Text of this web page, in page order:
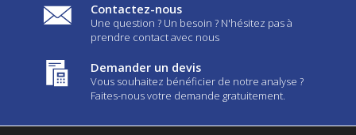
Contactez-nous
Une question ? Un besoin ? N'hésitez pas à
prendre contact avec nous
Demander un devis
Vous souhaitez bénéficier de notre analyse ?
Faites-nous votre demande gratuitement.